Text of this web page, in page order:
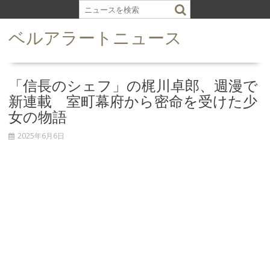
k
ベルアラートニュース
「信長のシェフ」の梶川卓郎、週漫で
新連載 室町幕府から密命を受けた少
女の物語
2025年6月6日